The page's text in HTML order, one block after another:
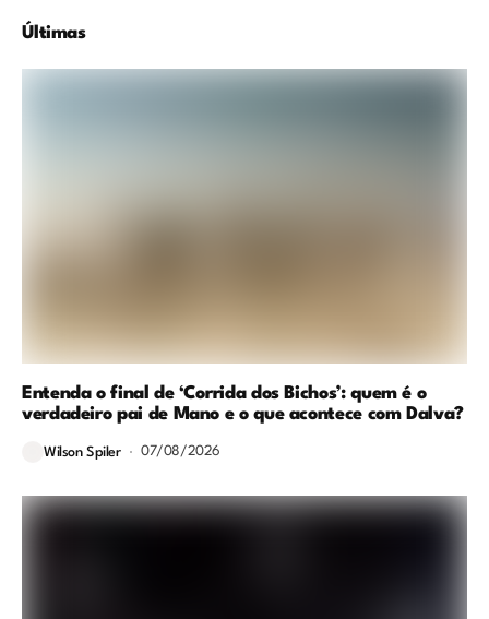
Últimas
Entenda o final de ‘Corrida dos Bichos’: quem é o
verdadeiro pai de Mano e o que acontece com Dalva?
Wilson Spiler 07/08/2026